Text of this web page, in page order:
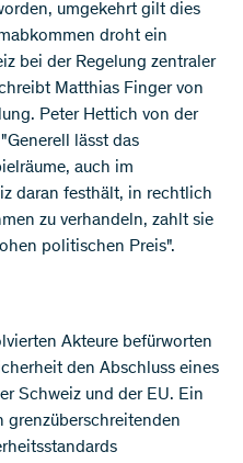
umgekehrt gilt dies
droht ein
bei der Regelung zentraler
Matthias Finger von
Peter Hettich von der
lässt das
auch im
daran festhält, in rechtlich
zu verhandeln, zahlt sie
politischen Preis".
Akteure befürworten
den Abschluss eines
Schweiz und der EU. Ein
grenzüberschreitenden